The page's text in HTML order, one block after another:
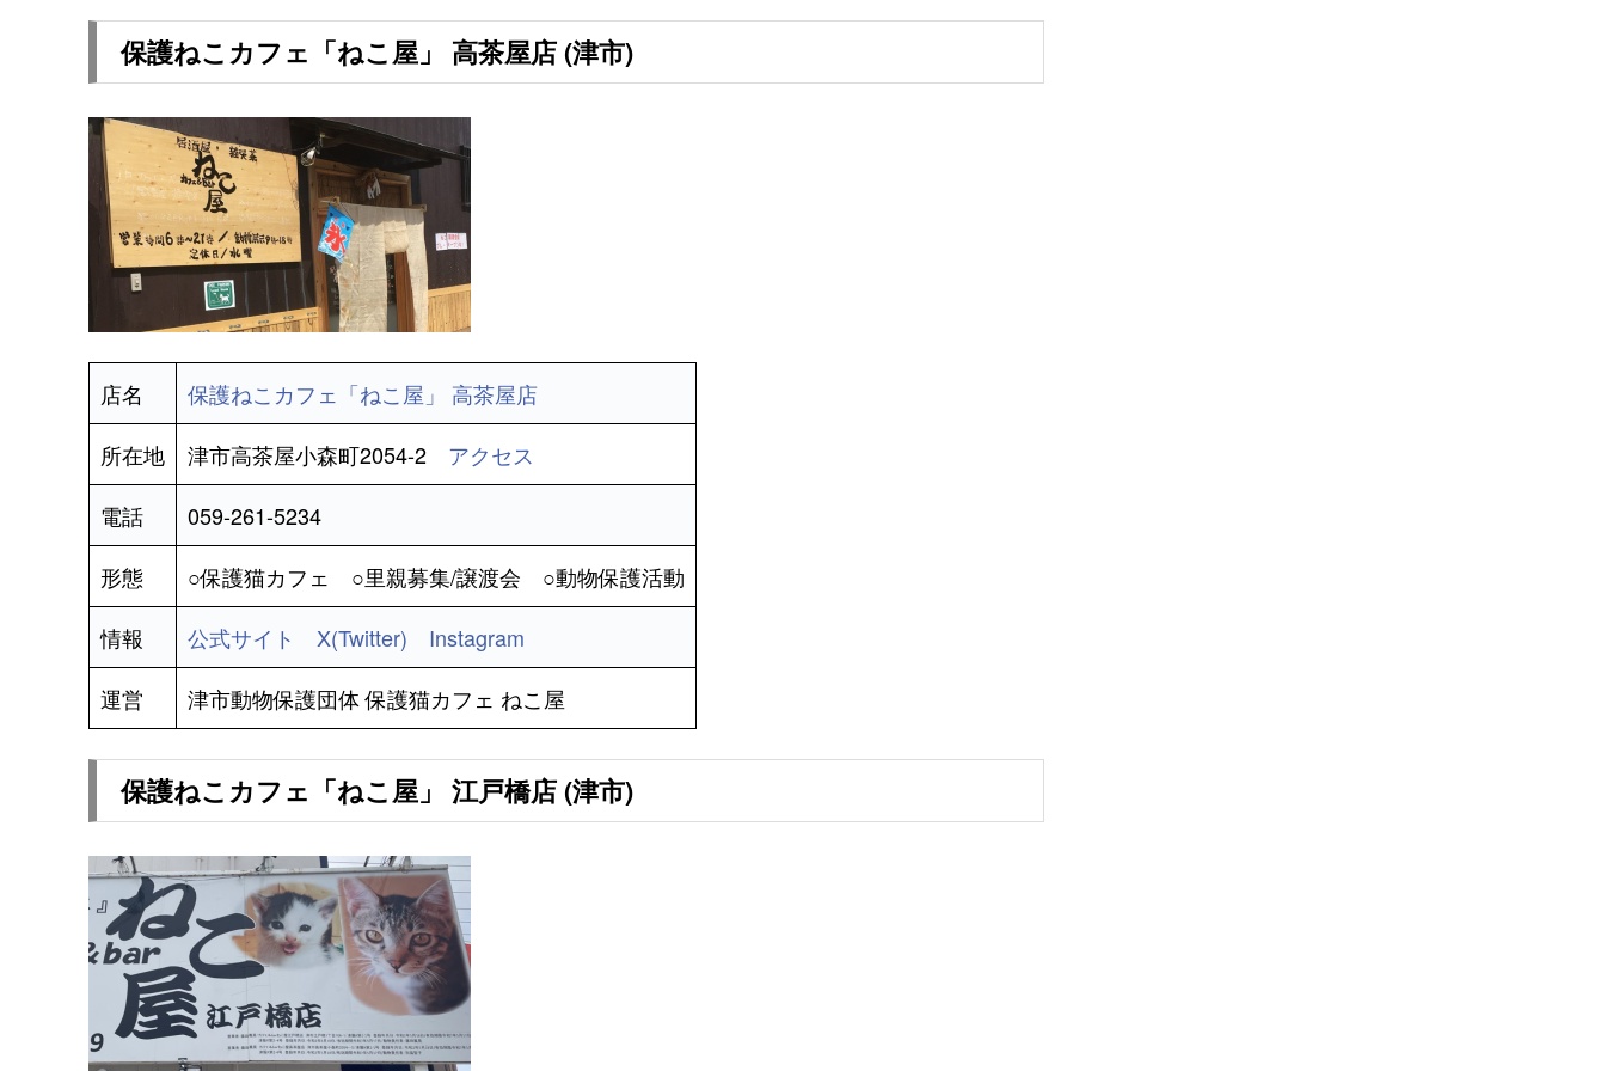
保護ねこカフェ「ねこ屋」 高茶屋店 (津市)
店名
保護ねこカフェ「ねこ屋」 高茶屋店
所在地
津市高茶屋小森町2054-2 アクセス
電話
059-261-5234
形態
○保護猫カフェ ○里親募集/譲渡会 ○動物保護活動
情報
公式サイト X(Twitter)
Instagram
運営
津市動物保護団体 保護猫カフェ ねこ屋
保護ねこカフェ「ねこ屋」 江戸橋店 (津市)